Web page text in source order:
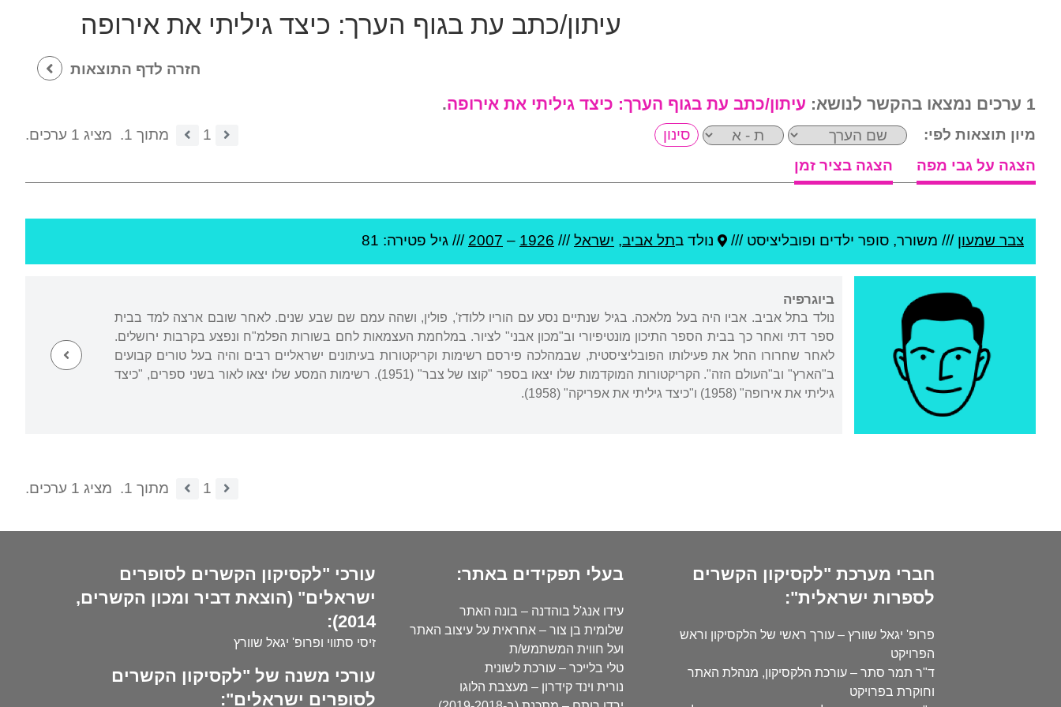
עיתון/כתב עת בגוף הערך: כיצד גיליתי את אירופה
חזרה לדף התוצאות
1 ערכים נמצאו בהקשר לנושא: עיתון/כתב עת בגוף הערך: כיצד גיליתי את אירופה.
מיון תוצאות לפי: 1 מתוך 1.
מציג 1 ערכים.
הצגה על גבי מפה
הצגה בציר זמן
צבר שמעון /// משורר, סופר ילדים ופובליציסט /// נולד בתל אביב, ישראל///
1926
–
2007 /// גיל פטירה: 81
ביוגרפיה
נולד בתל אביב. אביו היה בעל מלאכה. בגיל שנתיים נסע עם הוריו ללודז', פולין, ושהה עמם שם שבע שנים. לאחר שובם ארצה למד בבית
ספר דתי ואחר כך בבית הספר התיכון מונטיפיורי וב"מכון אבני" לציור. במלחמת העצמאות לחם בשורות הפלמ"ח ונפצע בקרבות ירושלים.
לאחר שחרורו החל את פעילותו הפובליציסטית, שבמהלכה פירסם רשימות וקריקטורות בעיתונים ישראליים רבים והיה בעל טורים קבועים
ב"הארץ" וב"העולם הזה". הקריקטורות המוקדמות שלו יצאו בספר "קוצו של צבר" (1951). רשימות המסע שלו יצאו לאור בשני ספרים, "כיצד
גיליתי את אירופה" (1958) ו"כיצד גיליתי את אפריקה" (1958).
1 מתוך 1. מציג 1 ערכים.
חברי מערכת "לקסיקון הקשרים
לספרות ישראלית":
פרופ' יגאל שוורץ – עורך ראשי של הלקסיקון וראש
הפרויקט
ד"ר תמר סתר – עורכת הלקסיקון, מנהלת האתר
וחוקרת בפרויקט
בעלי תפקידים באתר:
עידו אנג'ל בוהדנה – בונה האתר
שלומית בן צור – אחראית על עיצוב האתר
ועל חווית המשתמש/ת
טלי בלייכר – עורכת לשונית
נורית וינד קידרון – מעצבת הלוגו
עורכי "לקסיקון הקשרים לסופרים
ישראלים" (הוצאת דביר ומכון הקשרים,
2014):
זיסי סתווי ופרופ' יגאל שוורץ
עורכי משנה של "לקסיקון הקשרים
לסופרים ישראלים":